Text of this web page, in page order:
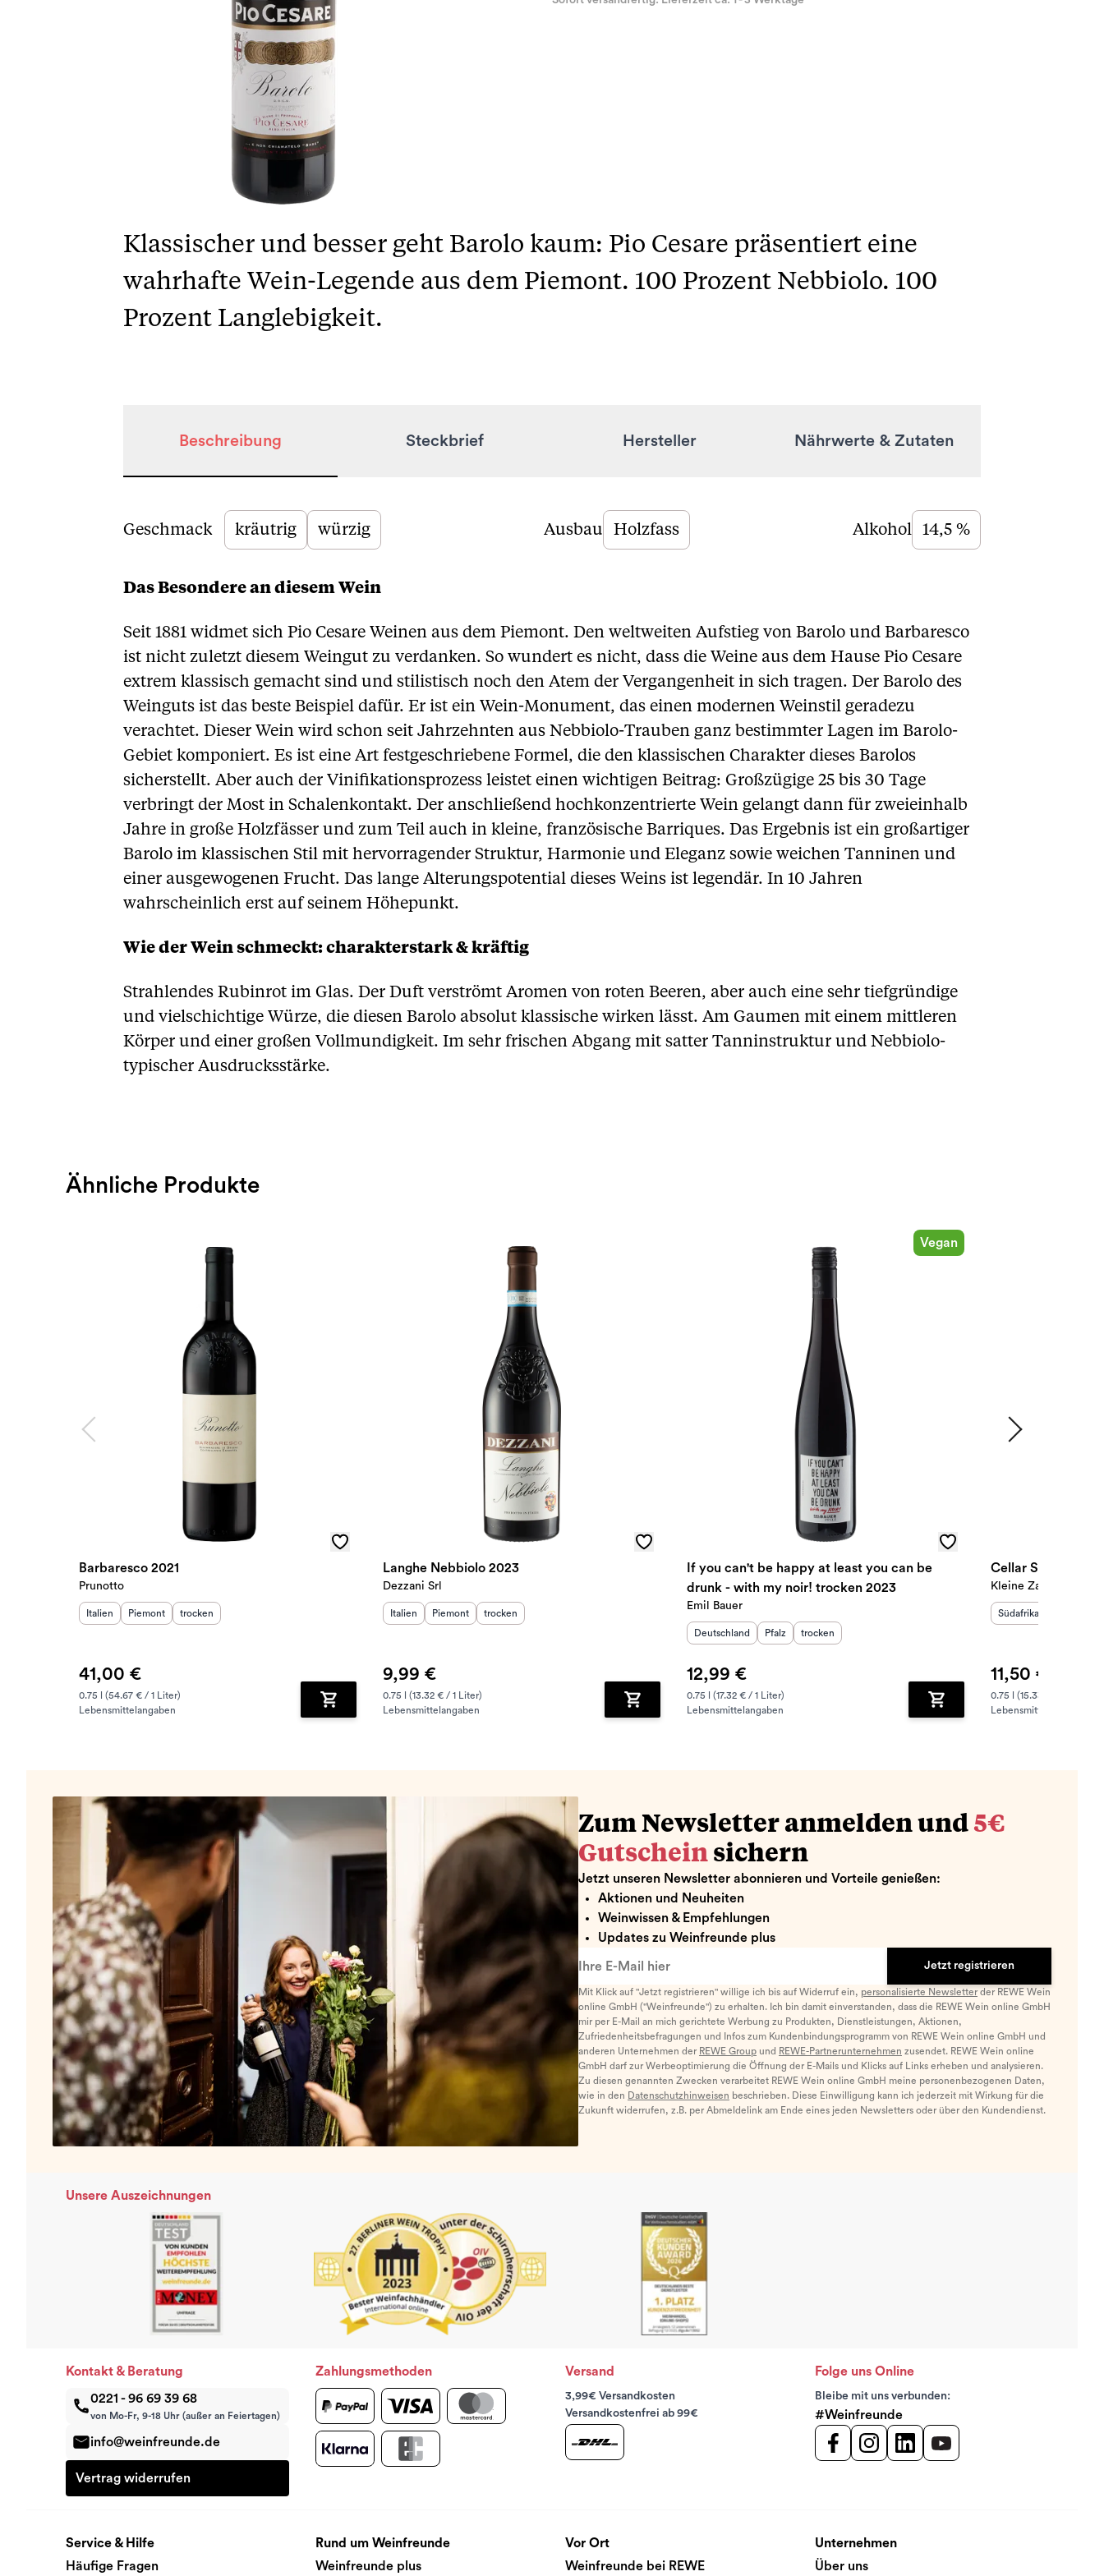
Klassischer und besser geht Barolo kaum: Pio Cesare präsentiert eine
wahrhafte Wein-Legende aus dem Piemont. 100 Prozent Nebbiolo. 100
Prozent Langlebigkeit.
Beschreibung Steckbrief Hersteller Nährwerte & Zutaten
Beschreibung
Geschmack kräutrig würzig Ausbau Holzfass Alkohol 14,5 %
Das Besondere an diesem Wein
Seit 1881 widmet sich Pio Cesare Weinen aus dem Piemont. Den weltweiten Aufstieg von Barolo und Barbaresco
ist nicht zuletzt diesem Weingut zu verdanken. So wundert es nicht, dass die Weine aus dem Hause Pio Cesare
extrem klassisch gemacht sind und stilistisch noch den Atem der Vergangenheit in sich tragen. Der Barolo des
Weinguts ist das beste Beispiel dafür. Er ist ein Wein-Monument, das einen modernen Weinstil geradezu
verachtet. Dieser Wein wird schon seit Jahrzehnten aus Nebbiolo-Trauben ganz bestimmter Lagen im Barolo-
Gebiet komponiert. Es ist eine Art festgeschriebene Formel, die den klassischen Charakter dieses Barolos
sicherstellt. Aber auch der Vinifikationsprozess leistet einen wichtigen Beitrag: Großzügige 25 bis 30 Tage
verbringt der Most in Schalenkontakt. Der anschließend hochkonzentrierte Wein gelangt dann für zweieinhalb
Jahre in große Holzfässer und zum Teil auch in kleine, französische Barriques. Das Ergebnis ist ein großartiger
Barolo im klassischen Stil mit hervorragender Struktur, Harmonie und Eleganz sowie weichen Tanninen und
einer ausgewogenen Frucht. Das lange Alterungspotential dieses Weins ist legendär. In 10 Jahren
wahrscheinlich erst auf seinem Höhepunkt.
Wie der Wein schmeckt: charakterstark & kräftig
Strahlendes Rubinrot im Glas. Der Duft verströmt Aromen von roten Beeren, aber auch eine sehr tiefgründige
und vielschichtige Würze, die diesen Barolo absolut klassische wirken lässt. Am Gaumen mit einem mittleren
Körper und einer großen Vollmundigkeit. Im sehr frischen Abgang mit satter Tanninstruktur und Nebbiolo-
typischer Ausdrucksstärke.
Ähnliche Produkte
Barbaresco 2021
Prunotto
Herkunftsland:
Italien Herkunftsregion:
Piemont Geschmack
trocken
41,00 €
0.75 l (54.67 € / 1 Liter)
Lebensmittelangaben
Zum Warenkorb hinzufügen
Langhe Nebbiolo 2023
Dezzani Srl
Herkunftsland:
Italien Herkunftsregion:
Piemont Geschmack
trocken
9,99 €
0.75 l (13.32 € / 1 Liter)
Lebensmittelangaben
Zum Warenkorb hinzufügen
Vegan
If you can't be happy at least you can be
drunk - with my noir! trocken 2023
Emil Bauer
Herkunftsland
Deutschland Herkunftsregion
Pfalz Geschmack
trocken
12,99 €
0.75 l (17.32 € / 1 Liter)
Lebensmittelangaben
Zum Warenkorb hinzufügen
Cellar Selection
Kleine Zalze
Herkunftsland
Südafrika
11,50 €
0.75 l (15.33 € / 1 Liter)
Lebensmittelangaben
Zum Newsletter anmelden und 5€
Gutschein sichern
Jetzt unseren Newsletter abonnieren und Vorteile genießen:
Aktionen und Neuheiten
Weinwissen & Empfehlungen
Updates zu Weinfreunde plus
Jetzt registrieren
Mit Klick auf "Jetzt registrieren" willige ich bis auf Widerruf ein, personalisierte Newsletterder REWE Wein
online GmbH ("Weinfreunde") zu erhalten. Ich bin damit einverstanden, dass die REWE Wein online GmbH
mir per E-Mail an mich gerichtete Werbung zu Produkten, Dienstleistungen, Aktionen,
Zufriedenheitsbefragungen und Infos zum Kundenbindungsprogramm von REWE Wein online GmbH und
anderen Unternehmen der REWE Group und REWE-Partnerunternehmen zusendet. REWE Wein online
GmbH darf zur Werbeoptimierung die Öffnung der E-Mails und Klicks auf Links erheben und analysieren.
Zu diesen genannten Zwecken verarbeitet REWE Wein online GmbH meine personenbezogenen Daten,
wie in den Datenschutzhinweisen beschrieben. Diese Einwilligung kann ich jederzeit mit Wirkung für die
Zukunft widerrufen, z.B. per Abmeldelink am Ende eines jeden Newsletters oder über den Kundendienst.
Unsere Auszeichnungen
Kontakt & Beratung
0221 - 96 69 39 68
von Mo-Fr, 9-18 Uhr (außer an Feiertagen)
info@weinfreunde.de
Vertrag widerrufen
Zahlungsmethoden Versand
3,99€ Versandkosten
Versandkostenfrei ab 99€
Folge uns Online
Bleibe mit uns verbunden:
#Weinfreunde
Service & Hilfe
Häufige Fragen
Rund um Weinfreunde
Weinfreunde plus
Vor Ort
Weinfreunde bei REWE
Unternehmen
Über uns